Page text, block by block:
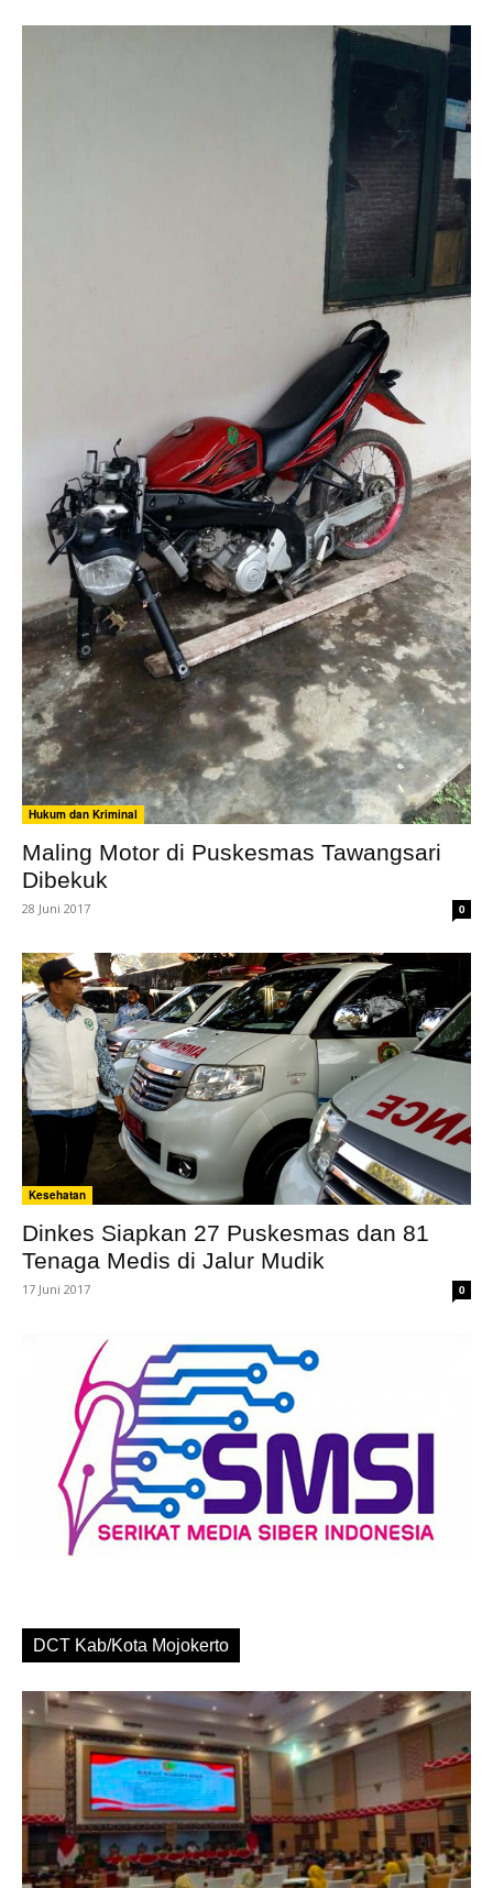
Hukum dan Kriminal
Maling Motor di Puskesmas Tawangsari
Dibekuk
28 Juni 2017 0
Kesehatan
Dinkes Siapkan 27 Puskesmas dan 81
Tenaga Medis di Jalur Mudik
17 Juni 2017 0
DCT Kab/Kota Mojokerto